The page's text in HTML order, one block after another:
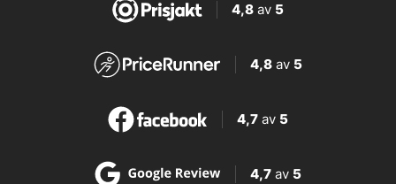
4,8av 5
4,8 av 5
4,7 av 5
4,7 av 5